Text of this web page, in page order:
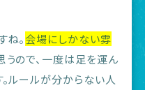
。会場にしかない雰
うので、一度は足を運ん
ルールが分からない人